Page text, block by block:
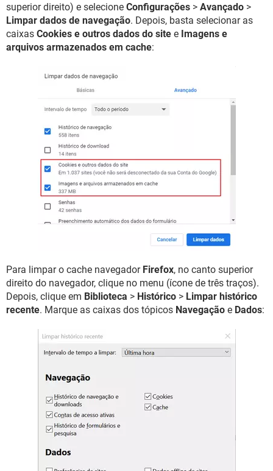
superior direito) e selecione Configurações > Avançado >
Limpar dados de navegação. Depois, basta selecionar as
caixas Cookies e outros dados do site e Imagens e
arquivos armazenados em cache:
Para limpar o cache navegador Firefox, no canto superior
direito do navegador, clique no menu (ícone de três traços).
Depois, clique em Biblioteca > Histórico > Limpar histórico
recente. Marque as caixas dos tópicos Navegação e Dados: